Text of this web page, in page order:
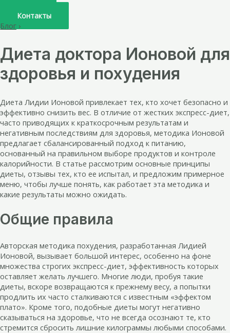
Контакты
Блог ›
Диета доктора Ионовой для
здоровья и похудения
Диета Лидии Ионовой привлекает тех, кто хочет безопасно и
эффективно снизить вес. В отличие от жестких экспресс-диет,
часто приводящих к краткосрочным результатам и
негативным последствиям для здоровья, методика Ионовой
предлагает сбалансированный подход к питанию,
основанный на правильном выборе продуктов и контроле
калорийности. В статье рассмотрим основные принципы
диеты, отзывы тех, кто ее испытал, и предложим примерное
меню, чтобы лучше понять, как работает эта методика и
какие результаты можно ожидать.
Общие правила
Авторская методика похудения, разработанная Лидией
Ионовой, вызывает большой интерес, особенно на фоне
множества строгих экспресс-диет, эффективность которых
оставляет желать лучшего. Многие люди, пробуя такие
диеты, вскоре возвращаются к прежнему весу, а попытки
продлить их часто сталкиваются с известным «эффектом
плато». Кроме того, подобные диеты могут негативно
сказываться на здоровье, что не всегда осознают те, кто
стремится сбросить лишние килограммы любыми способами.